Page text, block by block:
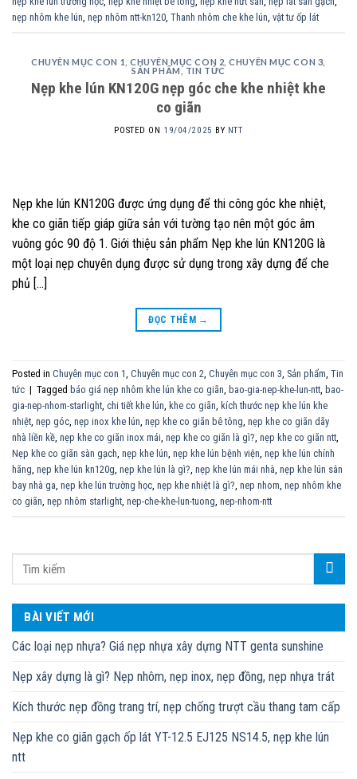
BÀI VIẾT MỚI
Các loại nẹp nhựa? Giá nẹp nhựa xây dựng NTT genta sunshine
Nẹp xây dựng là gì? Nẹp nhôm, nẹp inox, nẹp đồng, nẹp nhựa trát
Kích thước nẹp đồng trang trí, nẹp chống trượt cầu thang tam cấp
Nẹp khe co giãn gạch ốp lát YT-12.5 EJ125 NS14.5, nẹp khe lún
ntt
nẹp nhôm khe lún, nẹp nhôm ntt-kn120, Thanh nhôm che khe lún, vật tư ốp lát
CHUYÊN MỤC CON 1 ,CHUYÊN MỤC CON 2 ,CHUYÊN MỤC CON 3
SẢN PHẨM , TIN TỨC
Nẹp khe lún KN120G nẹp góc che khe nhiệt khe
co giãn
POSTED ON 19/04/2025 BY NTT
Nẹp khe lún KN120G được ứng dụng để thi công góc khe nhiệt,
khe co giãn tiếp giáp giữa sản với tường tạo nên một góc âm
vuông góc 90 độ 1. Giới thiệu sản phẩm Nẹp khe lún KN120G là
một loại nẹp chuyên dụng được sử dụng trong xây dựng để che
phủ […]
ĐỌC THÊM →
Posted in Chuyên mục con 1, Chuyên mục con 2, Chuyên mục con 3, Sản phẩm, Tin
tức | Tagged báo giá nẹp nhôm khe lún khe co giãn, bao-gia-nep-khe-lun-ntt, bao-
gia-nep-nhom-starlight, chi tiết khe lún, khe co giãn, kích thước nẹp khe lún khe
nhiệt, nẹp góc, nẹp inox khe lún, nẹp khe co giãn bê tông, nẹp khe co giãn dãy
nhà liền kề, nẹp khe co giãn inox mái, nẹp khe co giãn là gì?, nẹp khe co giãn ntt,
Nẹp khe co giãn sàn gạch, nẹp khe lún, nẹp khe lún bệnh viện, nẹp khe lún chính
hãng, nẹp khe lún kn120g, nẹp khe lún là gì?, nẹp khe lún mái nhà, nẹp khe lún sân
bay nhà ga, nẹp khe lún trường học, nẹp khe nhiệt là gì?, nep nhom, nẹp nhôm khe
co giãn, nẹp nhôm starlight, nep-che-khe-lun-tuong, nep-nhom-ntt